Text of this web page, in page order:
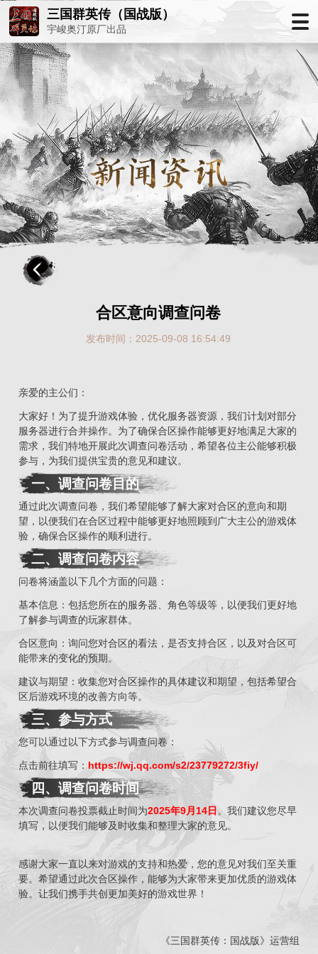
三国群英传（国战版）
宇峻奥汀原厂出品
合区意向调查问卷
发布时间：2025-09-08 16:54:49
亲爱的主公们：
大家好！为了提升游戏体验，优化服务器资源，我们计划对部分
服务器进行合并操作。为了确保合区操作能够更好地满足大家的
需求，我们特地开展此次调查问卷活动，希望各位主公能够积极
参与，为我们提供宝贵的意见和建议。
一、调查问卷目的
通过此次调查问卷，我们希望能够了解大家对合区的意向和期
望，以便我们在合区过程中能够更好地照顾到广大主公的游戏体
验，确保合区操作的顺利进行。
二、调查问卷内容
问卷将涵盖以下几个方面的问题：
基本信息：包括您所在的服务器、角色等级等，以便我们更好地
了解参与调查的玩家群体。
合区意向：询问您对合区的看法，是否支持合区，以及对合区可
能带来的变化的预期。
建议与期望：收集您对合区操作的具体建议和期望，包括希望合
区后游戏环境的改善方向等。
三、参与方式
您可以通过以下方式参与调查问卷：
点击前往填写： https://wj.qq.com/s2/23779272/3fiy/
四、调查问卷时间
本次调查问卷投票截止时间为2025年9月14日。我们建议您尽早
填写，以便我们能够及时收集和整理大家的意见。
感谢大家一直以来对游戏的支持和热爱，您的意见对我们至关重
要。希望通过此次合区操作，能够为大家带来更加优质的游戏体
验。让我们携手共创更加美好的游戏世界！
《三国群英传：国战版》运营组